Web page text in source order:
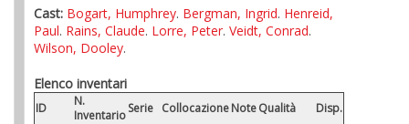
Cast: Bogart, Humphrey. Bergman, Ingrid. Henreid,
Paul. Rains, Claude. Lorre, Peter. Veidt, Conrad.
Wilson, Dooley.
Elenco inventari
ID
N.
InventarioSerie CollocazioneNoteQualità Disp.